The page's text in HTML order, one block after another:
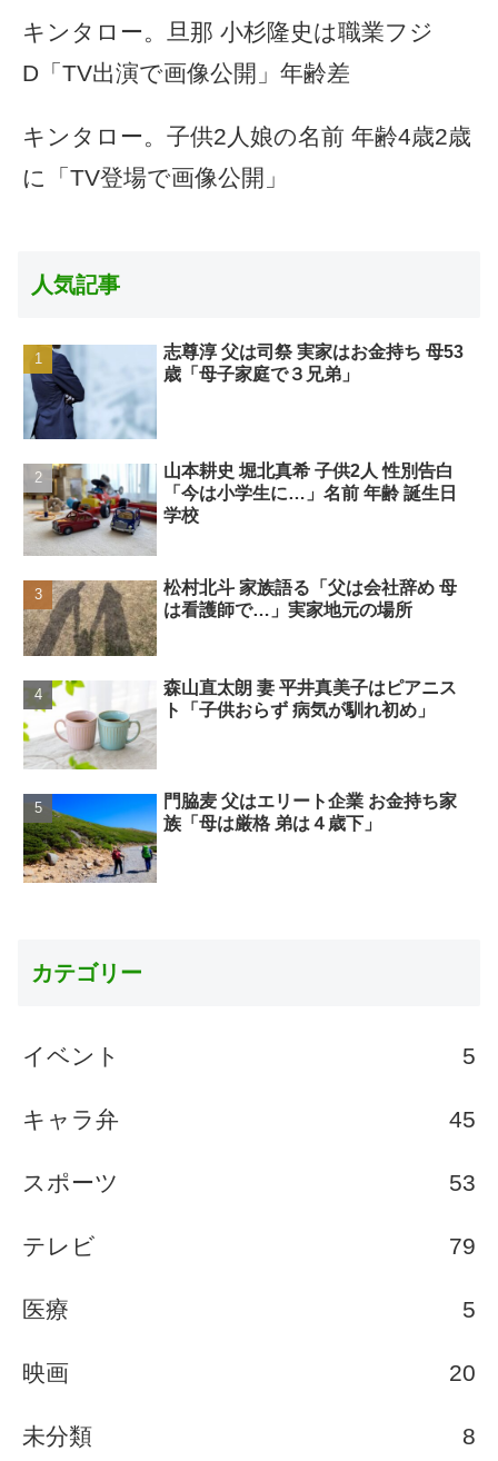
キンタロー。旦那 小杉隆史は職業フジ
D「TV出演で画像公開」年齢差
キンタロー。子供2人娘の名前 年齢4歳2歳
に「TV登場で画像公開」
人気記事
志尊淳 父は司祭 実家はお金持ち 母53
歳「母子家庭で３兄弟」
山本耕史 堀北真希 子供2人 性別告白
「今は小学生に…」名前 年齢 誕生日
学校
松村北斗 家族語る「父は会社辞め 母
は看護師で…」実家地元の場所
森山直太朗 妻 平井真美子はピアニス
ト「子供おらず 病気が馴れ初め」
門脇麦 父はエリート企業 お金持ち家
族「母は厳格 弟は４歳下」
カテゴリー
イベント 5
キャラ弁 45
スポーツ 53
テレビ 79
医療 5
映画 20
未分類 8